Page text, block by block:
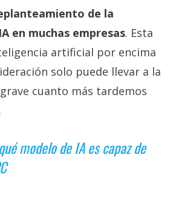
de la
en muchas empresas. Esta
artificial por encima
solo puede llevar a la
cuanto más tardemos
modelo de IA es capaz de